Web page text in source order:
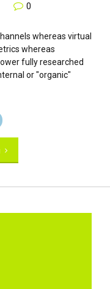
0
whereas virtual
whereas
fully researched
or "organic"